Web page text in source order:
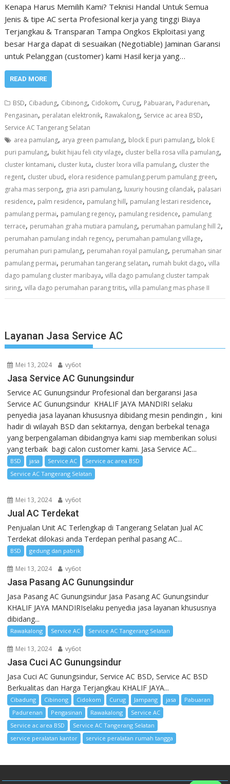
Kenapa Harus Memilih Kami? Teknisi Handal Untuk Semua
Jenis & tipe AC serta Profesional kerja yang tinggi Biaya
Terjangkau & Transparan Tampa Ongkos Ekploitasi yang
besar Harga dapat di sesuaikan (Negotiable) Jaminan Garansi
untuk Pelanggan (customer) kami Hasil kerja yang…
READ MORE
BSD, Cibadung, Cibinong, Cidokom, Curug, Pabuaran, Padurenan,
Pengasinan, peralatan elektronik, Rawakalong, Service ac area BSD,
Service AC Tangerang Selatan
area pamulang, arya green pamulang, block E puri pamulang, blok E
puri pamulang, bukit hijau feli city vilage, cluster bella rosa villa pamulang,
cluster kintamani, cluster kuta, cluster lxora villa pamulang, cluster the
regent, cluster ubud, elora residence pamulang.perum pamulang green,
graha mas serpong, gria asri pamulang, luxuriy housing cilandak, palasari
residence, palm residence, pamulang hill, pamulang lestari residence,
pamulang permai, pamulang regency, pamulang residence, pamulang
terrace, perumahan graha mutiara pamulang, perumahan pamulang hill 2,
perumahan pamulang indah regency, perumahan pamulang village,
perumahan puri pamulang, perumahan royal pamulang, perumahan sinar
pamulang permai, perumahan tangerang selatan, rumah bukit dago,villa
dago pamulang cluster maribaya,villa dago pamulang cluster tampak
siring,villa dago perumahan parang tritis,villa pamulang mas phase II
Layanan Jasa Service AC
Mei 13, 2024 vy6ot
Jasa Service AC Gunungsindur
Service AC Gunungsindur Profesional dan bergaransi Jasa
Service AC Gunungsindur KHALIF JAYA MANDIRI selaku
penyedia jasa layanan khususnya dibidang mesin pendingin , kini
hadir di wilayah BSD dan sekitarnya, dengan berbekal tenaga
yang berpengalaman dibidangnya kami siap memberikan solusi
yang terbaik bagi calon customer kami. Jasa Service AC...
BSD jasa Service AC
Service ac area BSD
Service AC Tangerang Selatan
Mei 13, 2024 vy6ot
Jual AC Terdekat
Penjualan Unit AC Terlengkap di Tangerang Selatan Jual AC
Terdekat dilokasi anda Terdepan perihal pasang AC...
BSD gedung dan pabrik
Mei 13, 2024 vy6ot
Jasa Pasang AC Gunungsindur
Jasa Pasang AC Gunungsindur Jasa Pasang AC Gunungsindur
KHALIF JAYA MANDIRIselaku penyedia jasa layanan khususnya
dibidang...
Rawakalong Service AC Service AC Tangerang Selatan
Mei 13, 2024 vy6ot
Jasa Cuci AC Gunungsindur
Jasa Cuci AC Gunungsindur, Service AC BSD, Service AC BSD
Berkualitas dan Harga Terjangkau KHALIF JAYA...
Cibadung Cibinong Cidokom Curug Jampang jasa
Pabuaran
Padurenan
Pengasinan Rawakalong
Service AC
Service ac area BSD
Service AC Tangerang Selatan
service peralatan kantor
service peralatan rumah tangga